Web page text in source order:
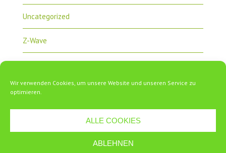
Wir verwenden Cookies, um unsere Website und unseren Service zu
optimieren.
ALLE COOKIES
ABLEHNEN
Uncategorized
Z-Wave
ZipaTile